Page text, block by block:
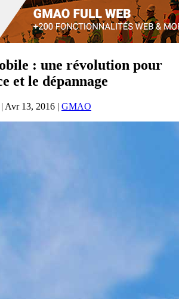
: une révolution pour
et le dépannage
| Avr 13, 2016 | GMAO